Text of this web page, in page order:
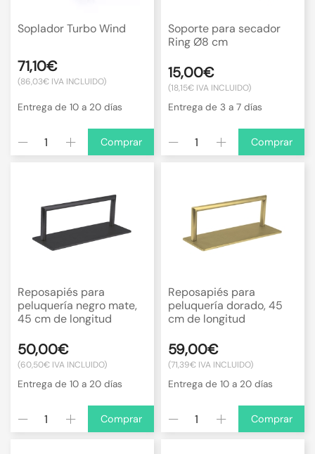
Soplador Turbo Wind
71,10€
(86,03€ IVA INCLUIDO)
Entrega de 10 a 20 días
Comprar
Soporte para secador
Ring Ø8 cm
15,00€
(18,15€ IVA INCLUIDO)
Entrega de 3 a 7 días
Comprar
Reposapiés para
peluquería negro mate,
45 cm de longitud
50,00€
(60,50€ IVA INCLUIDO)
Entrega de 10 a 20 días
Comprar
Reposapiés para
peluquería dorado, 45
cm de longitud
59,00€
(71,39€ IVA INCLUIDO)
Entrega de 10 a 20 días
Comprar